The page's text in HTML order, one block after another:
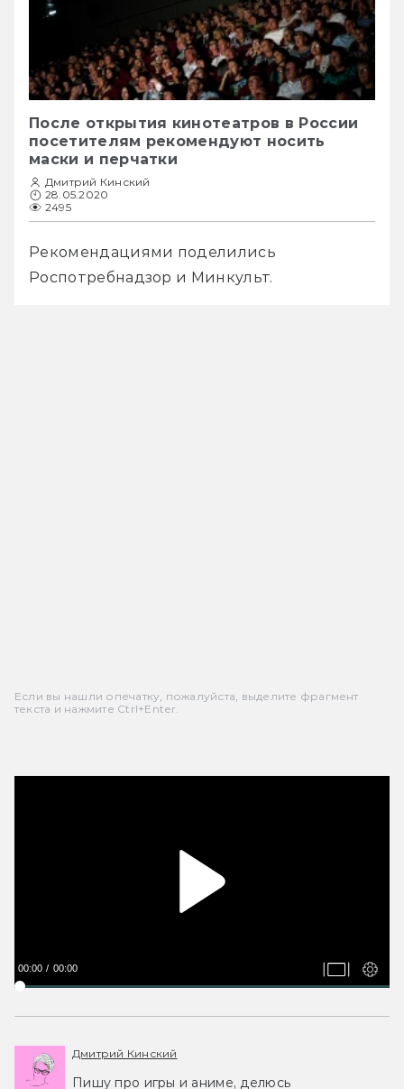
После открытия кинотеатров в России
посетителям рекомендуют носить
маски и перчатки
Дмитрий Кинский
28.05.2020
2495
Рекомендациями поделились
Роспотребнадзор и Минкульт.
Если вы нашли опечатку, пожалуйста, выделите фрагмент
текста и нажмите Ctrl+Enter.
00:00 00:00
Дмитрий Кинский
Пишу про игры и аниме, делюсь